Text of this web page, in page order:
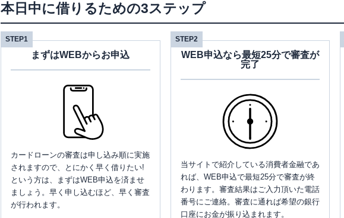
本日中に借りるための3ステップ
STEP1
まずはWEBからお申込
カードローンの審査は申し込み順に実施
されますので、とにかく早く借りたい!
という方は、まずはWEB申込を済ませ
ましょう。早く申し込むほど、早く審査
が行われます。
STEP2
WEB申込なら最短25分で審査が
完了
当サイトで紹介している消費者金融であ
れば、WEB申込で最短25分で審査が終
わります。審査結果はご入力頂いた電話
番号にご連絡。審査に通れば希望の銀行
口座にお金が振り込まれます。